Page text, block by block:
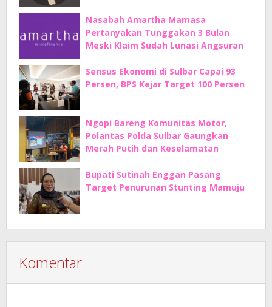
Nasabah Amartha Mamasa
Pertanyakan Tunggakan 3 Bulan
Meski Klaim Sudah Lunasi Angsuran
Sensus Ekonomi di Sulbar Capai 93
Persen, BPS Kejar Target 100 Persen
Ngopi Bareng Komunitas Motor,
Polantas Polda Sulbar Gaungkan
Merah Putih dan Keselamatan
Bupati Sutinah Enggan Pasang
Target Penurunan Stunting Mamuju
Komentar